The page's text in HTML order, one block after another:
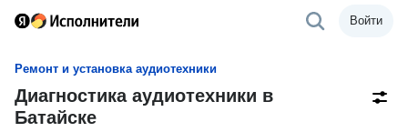
Войти
Ремонт и установка аудиотехники
Диагностика аудиотехники в
Батайске